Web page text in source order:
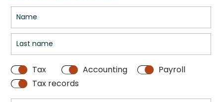
Tax Accounting
Payroll
Tax records